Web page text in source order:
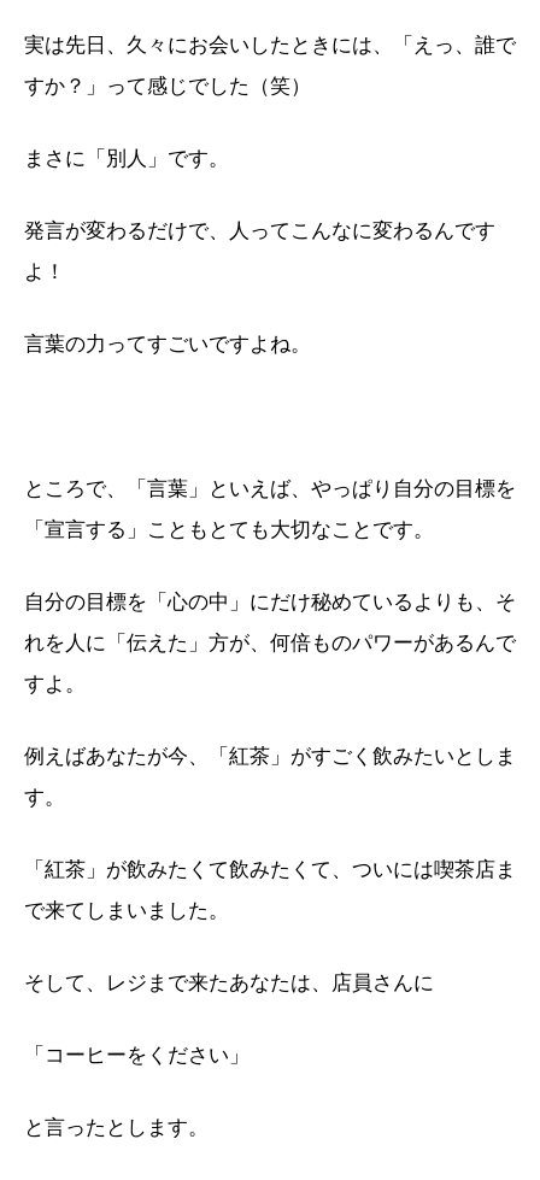
実は先日、久々にお会いしたときには、「えっ、誰で
すか？」って感じでした（笑）
まさに「別人」です。
発言が変わるだけで、人ってこんなに変わるんです
よ！
言葉の力ってすごいですよね。
ところで、「言葉」といえば、やっぱり自分の目標を
「宣言する」こともとても大切なことです。
自分の目標を「心の中」にだけ秘めているよりも、そ
れを人に「伝えた」方が、何倍ものパワーがあるんで
すよ。
例えばあなたが今、「紅茶」がすごく飲みたいとしま
す。
「紅茶」が飲みたくて飲みたくて、ついには喫茶店ま
で来てしまいました。
そして、レジまで来たあなたは、店員さんに
「コーヒーをください」
と言ったとします。